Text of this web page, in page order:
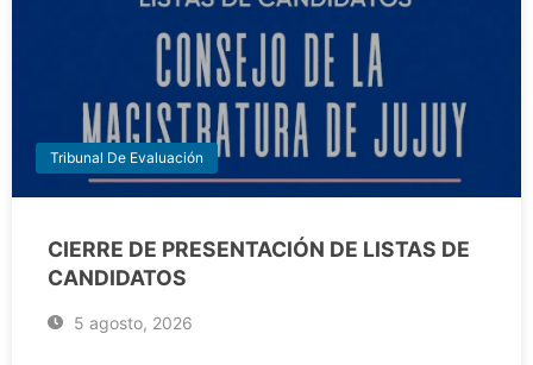
Tribunal De Evaluación
CIERRE DE PRESENTACIÓN DE LISTAS DE
CANDIDATOS
5 agosto, 2026